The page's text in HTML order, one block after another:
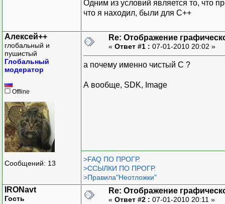
Одним из условий является то, что
что я находил, были для C++
Алексей++
глобальный и
пушистый
Глобальный
модератор
Offline
Сообщений: 13
Re: Отображение
« Ответ #1 : 07-01-2010 20:02 »
а почему именно чистый С ?
А вообще, SDK, Image
>FAQ ПО ПРОГР.
>ССЫЛКИ ПО ПРОГР.
>Правила"Неотложки"
IRONavt
Гость
Re: Отображение
« Ответ #2 : 07-01-2010 20:11 »